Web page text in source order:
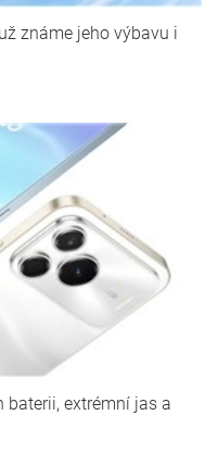
známe jeho výbavu i
baterii, extrémní jas a